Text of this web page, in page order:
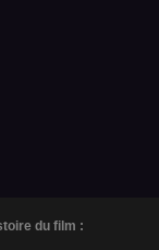
du film :